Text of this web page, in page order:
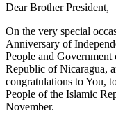
Dear Brother President,
On the very special
Anniversary of
People and
Republic of Nicaragua,
congratulations to You,
People of the Islamic
November.